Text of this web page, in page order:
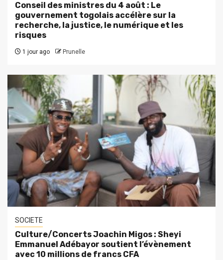
Conseil des ministres du 4 août : Le
gouvernement togolais accélère sur la
recherche, la justice, le numérique et les
risques
1 jour ago Prunelle
SOCIETE
Culture/Concerts Joachin Migos : Sheyi
Emmanuel Adébayor soutient l’évènement
avec 10 millions de francs CFA